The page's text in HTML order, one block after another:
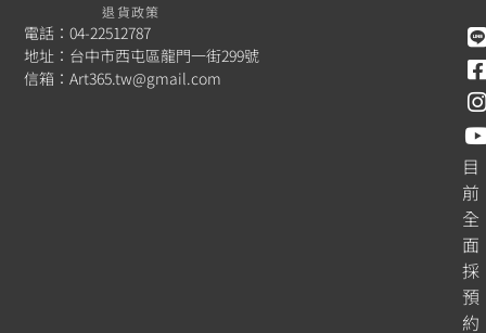
退貨政策
電話：04-22512787
地址：台中市西屯區龍門一街299號
信箱：Art365.tw@gmail.com
目
前
全
面
採
預
約